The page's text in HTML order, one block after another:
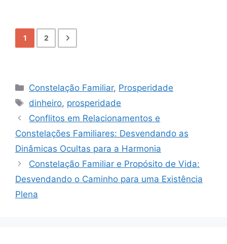
1 2
Categorias
Constelação Familiar, Prosperidade
Tags
dinheiro, prosperidade
Conflitos em Relacionamentos e
Constelações Familiares: Desvendando as
Dinâmicas Ocultas para a Harmonia
Constelação Familiar e Propósito de Vida:
Desvendando o Caminho para uma Existência
Plena